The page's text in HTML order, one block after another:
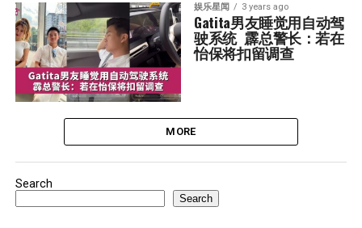
娱乐星闻 3 years ago
Gatita男友睡觉用自动驾
驶系统  霹总警长：若在
怡保将扣留调查
MORE
Search
Search